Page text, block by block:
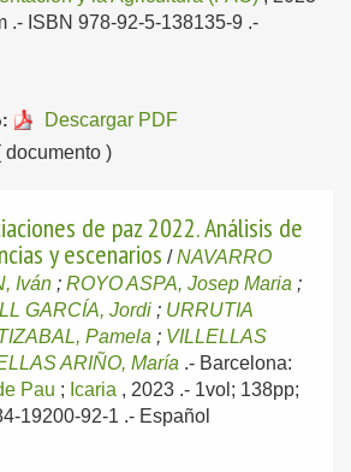
.- ISBN 978-92-5-138135-9 .-
Descargar PDF
documento )
de paz 2022. Análisis de
y escenarios /NAVARRO
Iván ; ROYO ASPA, Josep Maria ;
GARCÍA, Jordi ; URRUTIA
Pamela ; VILLELLAS
ARIÑO, María .- Barcelona:
Pau ; Icaria , 2023 .- 1vol; 138pp;
19200-92-1 .- Español